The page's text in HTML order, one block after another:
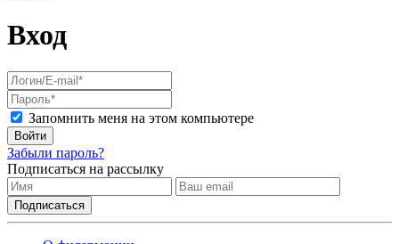
Вход
Запомнить меня на этом компьютере
Войти
Забыли пароль?
Подписаться на рассылку